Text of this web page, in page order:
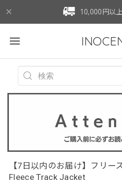
10,000円以
【7日以内のお届け】フリ
Fleece Track Jacket